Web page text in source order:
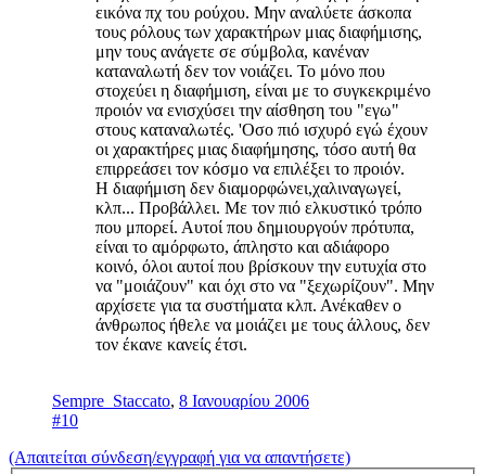
εικόνα πχ του ρούχου. Μην αναλύετε άσκοπα
τους ρόλους των χαρακτήρων μιας διαφήμισης,
μην τους ανάγετε σε σύμβολα, κανέναν
καταναλωτή δεν τον νοιάζει. Το μόνο που
στοχεύει η διαφήμιση, είναι με το συγκεκριμένο
προιόν να ενισχύσει την αίσθηση του "εγω"
στους καταναλωτές. 'Οσο πιό ισχυρό εγώ έχουν
οι χαρακτήρες μιας διαφήμησης, τόσο αυτή θα
επιρρεάσει τον κόσμο να επιλέξει το προιόν.
Η διαφήμιση δεν διαμορφώνει,χαλιναγωγεί,
κλπ... Προβάλλει. Με τον πιό ελκυστικό τρόπο
που μπορεί. Αυτοί που δημιουργούν πρότυπα,
είναι το αμόρφωτο, άπληστο και αδιάφορο
κοινό, όλοι αυτοί που βρίσκουν την ευτυχία στο
να "μοιάζουν" και όχι στο να "ξεχωρίζουν". Μην
αρχίσετε για τα συστήματα κλπ. Ανέκαθεν ο
άνθρωπος ήθελε να μοιάζει με τους άλλους, δεν
τον έκανε κανείς έτσι.
Sempre_Staccato, 8 Ιανουαρίου 2006
#10
(Απαιτείται σύνδεση/εγγραφή για να απαντήσετε)